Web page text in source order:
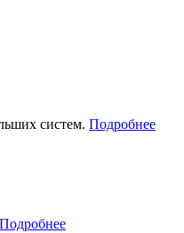
систем. Подробнее
Подробнее